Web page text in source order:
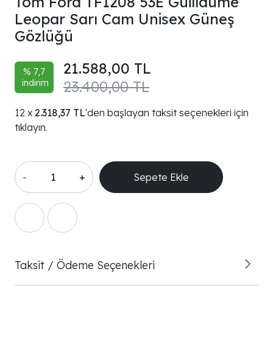
Leopar Sarı Cam Unisex Güneş
Gözlüğü
% 7,7
indirim
23.400,00 TL
21.588,00 TL
2.318,37 TL'den başlayan taksit seçenekleri için
tıklayın.
- + Sepete Ekle
Taksit / Ödeme Seçenekleri